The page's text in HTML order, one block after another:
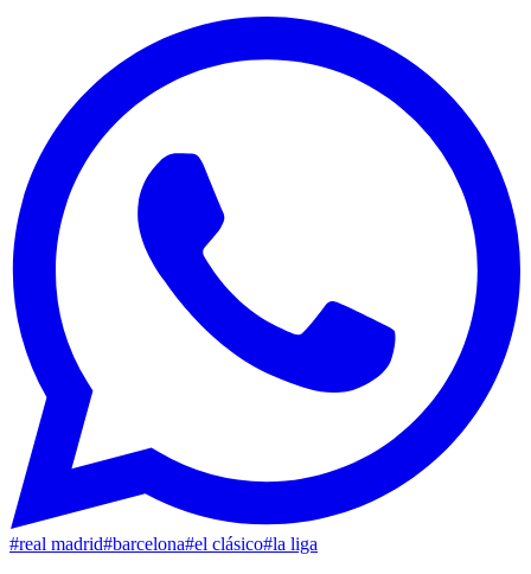
#real madrid#barcelona#el clásico#la liga